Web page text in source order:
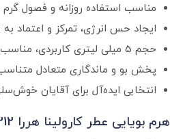
مناسب استفاده روزانه و فصول گرم
ایجاد حس انرژی، تمرکز و اعتماد
حجم 5 میلی لیتری کاربردی، مناسب تست رایحه و حمل آسان
پخش بو و ماندگاری متعادل متناسب
انتخابی ایده‌آل برای آقایان
هرم بویایی عطر کارولینا هررا 212 وی ای پی: